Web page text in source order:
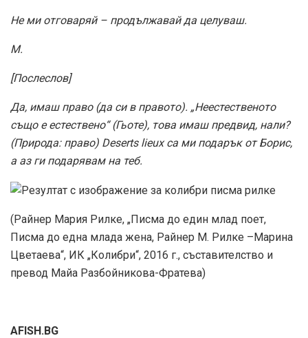
Не ми отговаряй – продължавай да целуваш.
М.
[Послеслов]
Да, имаш право (да си в правото). „Неестественото
също е естествено“ (Гьоте), това имаш предвид, нали?
(Природа: право) Deserts lieux са ми подарък от Борис,
а аз ги подарявам на теб.
(Райнер Мария Рилке, „Писма до един млад поет,
Писма до една млада жена, Райнер М. Рилке –Марина
Цветаева“, ИК „Колибри“, 2016 г., съставителство и
превод Майа Разбойникова-Фратева)
AFISH.BG